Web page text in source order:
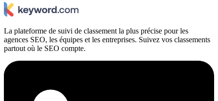
La plateforme de suivi de classement la plus précise pour les
agences SEO, les équipes et les entreprises. Suivez vos classements
partout où le SEO compte.